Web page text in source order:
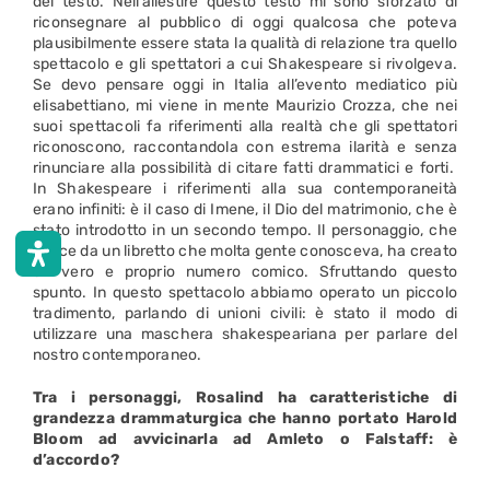
riconsegnare al pubblico di oggi qualcosa che poteva
plausibilmente essere stata la qualità di relazione tra quello
spettacolo e gli spettatori a cui Shakespeare si rivolgeva.
Se devo pensare oggi in Italia all’evento mediatico più
elisabettiano, mi viene in mente Maurizio Crozza, che nei
suoi spettacoli fa riferimenti alla realtà che gli spettatori
riconoscono, raccontandola con estrema ilarità e senza
rinunciare alla possibilità di citare fatti drammatici e forti.
In Shakespeare i riferimenti alla sua contemporaneità
erano infiniti: è il caso di Imene, il Dio del matrimonio, che è
stato introdotto in un secondo tempo. Il personaggio, che
nasce da un libretto che molta gente conosceva, ha creato
un vero e proprio numero comico. Sfruttando questo
spunto. In questo spettacolo abbiamo operato un piccolo
tradimento, parlando di unioni civili: è stato il modo di
utilizzare una maschera shakespeariana per parlare del
nostro contemporaneo.
Tra i personaggi, Rosalind ha caratteristiche di
grandezza drammaturgica che hanno portato Harold
Bloom ad avvicinarla ad Amleto o Falstaff: è
d’accordo?